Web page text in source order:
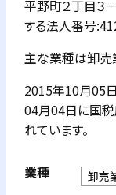
平野町２丁目３
する法人番号
主な業種は卸売
2015年10月05
04月04日に国
れています。
業種 卸売